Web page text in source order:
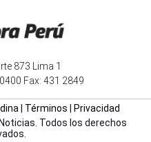
873 Lima 1
Fax: 431 2849
| Términos
Privacidad
Todos los derechos